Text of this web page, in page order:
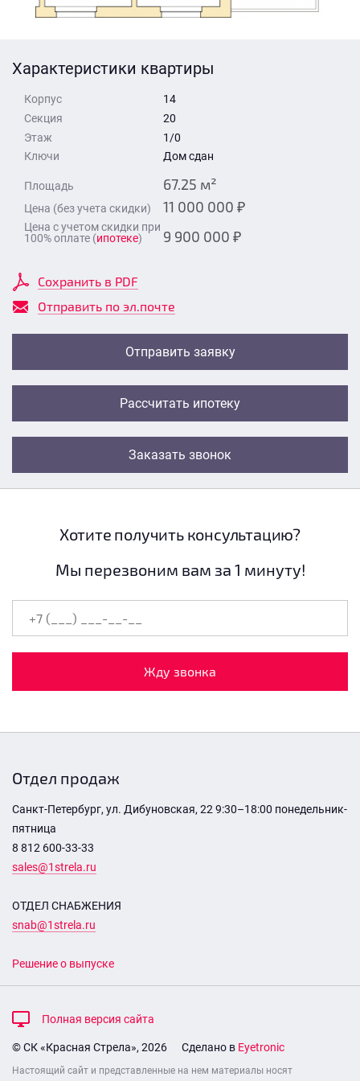
Характеристики квартиры
Корпус
14
Секция
20
Этаж
1/0
Ключи
Дом сдан
Площадь 67.25 м²
Цена (без учета скидки) 11 000 000 ₽
Цена с учетом скидки при
100% оплате (ипотеке) 9 900 000 ₽
Сохранить в PDF
Отправить по эл.почте
Отправить заявку
Рассчитать ипотеку
Заказать звонок
Отправить
Отправить
Хотите получить консультацию?
Мы перезвоним вам за 1 минуту!
Жду звонка
Отдел продаж
Санкт-Петербург, ул. Дибуновская, 22 9:30–18:00 понедельник-
пятница
8 812 600-33-33
sales@1strela.ru
ОТДЕЛ СНАБЖЕНИЯ
snab@1strela.ru
Решение о выпуске
Полная версия сайта
© СК «Красная Стрела», 2026 Сделано в Eyetronic
Настоящий сайт и представленные на нем материалы носят